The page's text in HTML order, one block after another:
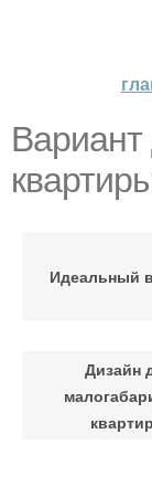
Вариант
Идеальный
Дизайн